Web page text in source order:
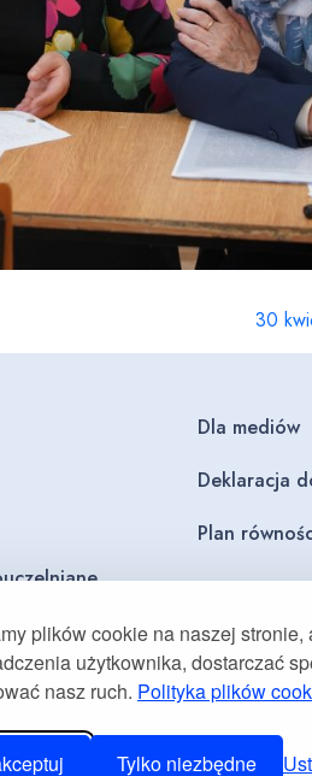
plików cookie na naszej stronie,
użytkownika, dostarczać
nasz ruch. Polityka plików
Tylko niezbędne
30
Dla mediów
Deklaracja
Plan